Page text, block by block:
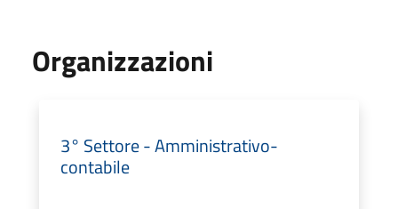
Organizzazioni
3° Settore - Amministrativo-
contabile